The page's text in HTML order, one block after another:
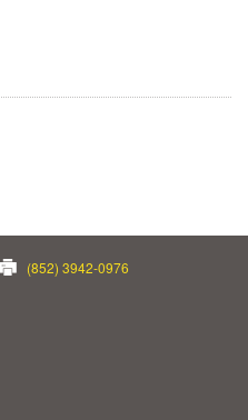
(852) 3942-0976